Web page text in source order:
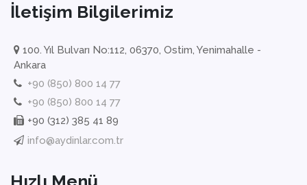
İletişim Bilgilerimiz
100. Yıl Bulvarı No:112, 06370, Ostim, Yenimahalle -
Ankara
+90 (850) 800 14 77
+90 (850) 800 14 77
+90 (312) 385 41 89
info@aydinlar.com.tr
Hızlı Menü